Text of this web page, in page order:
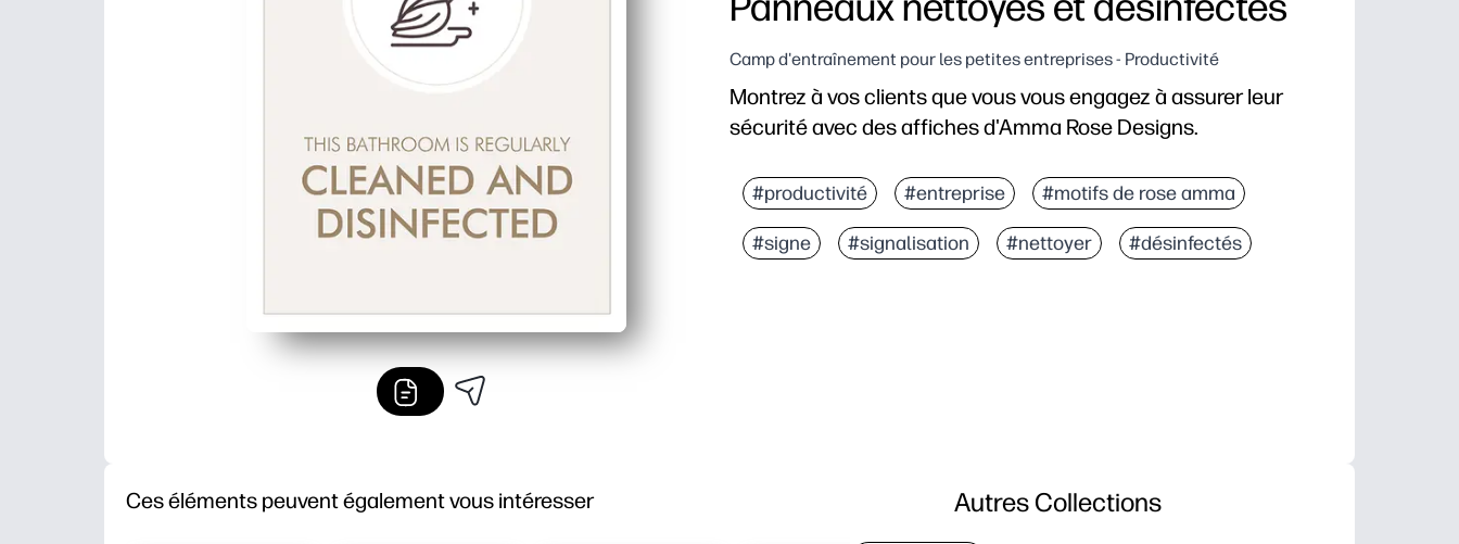
Camp d'entraînement pour les petites entreprises - Productivité
Montrez à vos clients que vous vous engagez à assurer leur
sécurité avec des affiches d'Amma Rose Designs.
#productivité #entreprise #motifs de rose amma
#signe #signalisation #nettoyer #désinfectés
Ces éléments peuvent également vous intéresser Autres Collections